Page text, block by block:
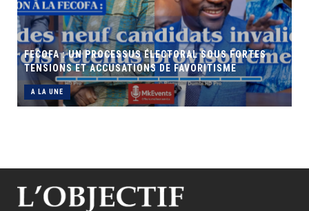
FECOFA : UN PROCESSUS ÉLECTORAL SOUS FORTES
TENSIONS ET ACCUSATIONS DE FAVORITISME
A LA UNE